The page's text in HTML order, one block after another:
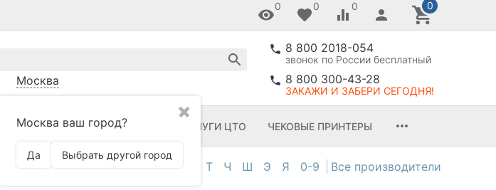
0 0 0 0
Москва
✖
Москва ваш город?
Да Выбрать другой город
8 800 2018-054
звонок по России бесплатный
8 800 300-43-28
ЗАКАЖИ И ЗАБЕРИ СЕГОДНЯ!
ПРИНТЕРЫ ШК ПО УСЛУГИ ЦТО ЧЕКОВЫЕ ПРИНТЕРЫ
Т Ч Ш Э Я 0-9